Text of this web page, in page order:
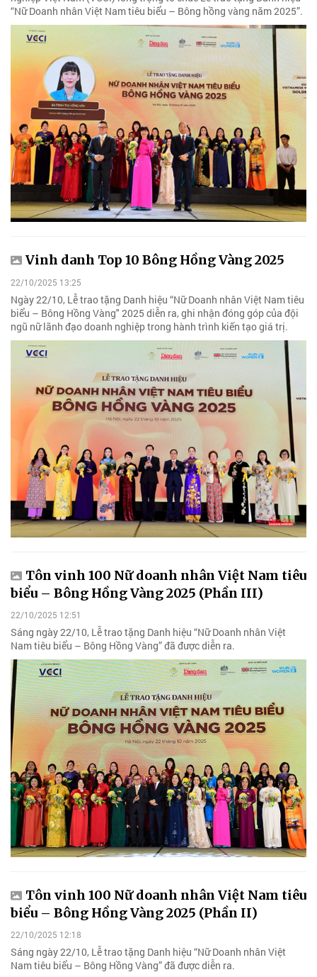
“Nữ Doanh nhân Việt Nam tiêu biểu – Bông hồng vàng năm 2025”.
Vinh danh Top 10 Bông Hồng Vàng 2025
22/10/2025 13:25
Ngày 22/10, Lễ trao tặng Danh hiệu “Nữ Doanh nhân Việt Nam tiêu
biểu – Bông Hồng Vàng" 2025 diễn ra, ghi nhận đóng góp của đội
ngũ nữ lãnh đạo doanh nghiệp trong hành trình kiến tạo giá trị.
Tôn vinh 100 Nữ doanh nhân Việt Nam tiêu
biểu – Bông Hồng Vàng 2025 (Phần III)
22/10/2025 12:51
Sáng ngày 22/10, Lễ trao tặng Danh hiệu “Nữ Doanh nhân Việt
Nam tiêu biểu – Bông Hồng Vàng” đã được diễn ra.
Tôn vinh 100 Nữ doanh nhân Việt Nam tiêu
biểu – Bông Hồng Vàng 2025 (Phần II)
22/10/2025 12:18
Sáng ngày 22/10, Lễ trao tặng Danh hiệu “Nữ Doanh nhân Việt
Nam tiêu biểu – Bông Hồng Vàng” đã được diễn ra.